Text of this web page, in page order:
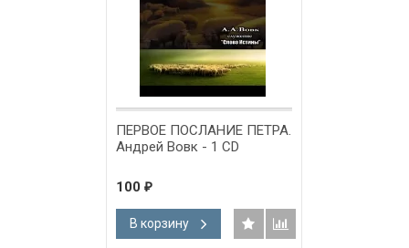
ПЕРВОЕ ПОСЛАНИЕ ПЕТРА.
Андрей Вовк - 1 CD
100 ₽
В корзину